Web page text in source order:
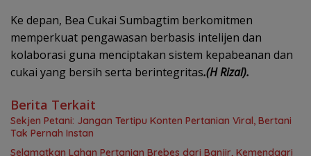
Ke depan, Bea Cukai Sumbagtim berkomitmen
memperkuat pengawasan berbasis intelijen dan
kolaborasi guna menciptakan sistem kepabeanan dan
cukai yang bersih serta berintegritas.(H Rizal).
Berita Terkait
Sekjen Petani: Jangan Tertipu Konten Pertanian Viral, Bertani
Tak Pernah Instan
Selamatkan Lahan Pertanian Brebes dari Banjir, Kemendagri